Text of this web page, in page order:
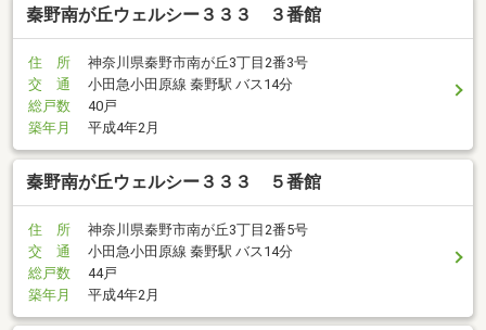
秦野南が丘ウェルシー３３３ ３番館
住 所
神奈川県秦野市南が丘3丁目2番3号
交 通
小田急小田原線 秦野駅 バス14分
総戸数
40戸
築年月
平成4年2月
秦野南が丘ウェルシー３３３ ５番館
住 所
神奈川県秦野市南が丘3丁目2番5号
交 通
小田急小田原線 秦野駅 バス14分
総戸数
44戸
築年月
平成4年2月